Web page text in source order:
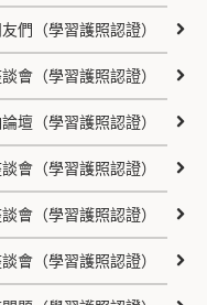
們（學習護照認證）
會（學習護照認證）
壇（學習護照認證）
會（學習護照認證）
會（學習護照認證）
會（學習護照認證）